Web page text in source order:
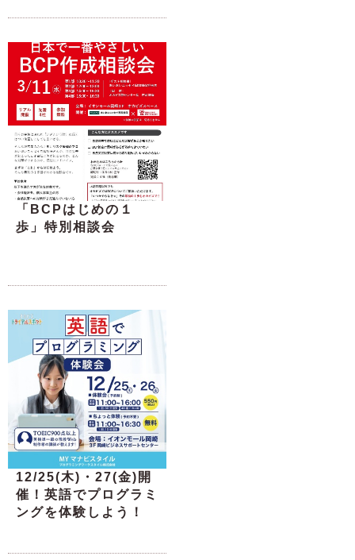
「BCPはじめの１
歩」特別相談会
12/25(木)・27(金)開
催！英語でプログラミ
ングを体験しよう！